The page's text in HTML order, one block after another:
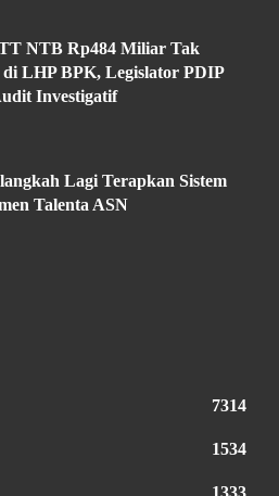
NTB Rp484 Miliar Tak
LHP BPK, Legislator PDIP
Investigatif
Lagi Terapkan Sistem
Talenta ASN
7314
1534
1333